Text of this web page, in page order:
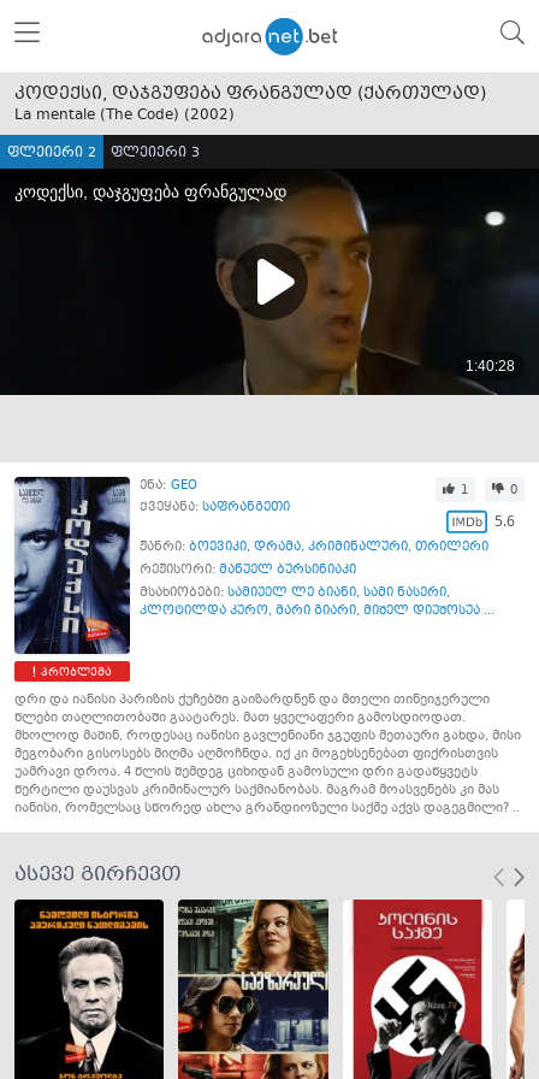
კოდექსი, დაჯგუფება ფრანგულად (ქართულად)
La mentale (The Code) (2002)
ფლეიერი 2 ფლეიერი 3
პრობლემა
ენა: GEO
ქვეყანა: საფრანგეთი
1 0
5.6
ჟანრი: ბოევიკი, დრამა, კრიმინალური, თრილერი
რეჟისორი: მანუელ ბურსინიაკი
მსახიობები: სამიუელ ლე ბიანი, სამი ნასერი,
კლოტილდა კურო, მარი გიარი, მიშელ დიუშოსუა ...
დრი და იანისი პარიზის ქუჩებში გაიზარდნენ და მთელი თინეიჯერული
წლები თაღლითობაში გაატარეს. მათ ყველაფერი გამოსდიოდათ.
მხოლოდ მაშინ, როდესაც იანისი გავლენიანი ჯგუფის მეთაური გახდა, მისი
მეგობარი გისოსებს მიღმა აღმოჩნდა. იქ კი მოგეხსენებათ ფიქრისთვის
უამრავი დროა. 4 წლის შემდეგ ციხიდან გამოსული დრი გადაწყვეტს
წერტილი დაუსვას კრიმინალურ საქმიანობას. მაგრამ მოასვენებს კი მას
იანისი, რომელსაც სწორედ ახლა გრანდიოზული საქმე აქვს დაგეგმილი? ..
ასევე გირჩევთ